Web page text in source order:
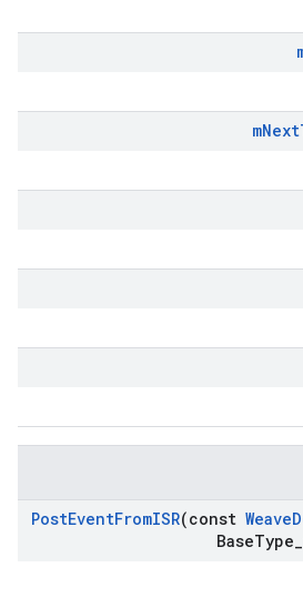
mNext
PostEventFromISR(const Weave
BaseType